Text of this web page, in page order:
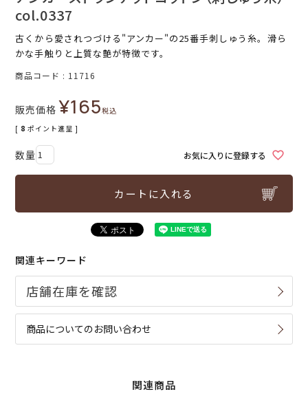
col.0337
古くから愛されつづける"アンカー"の25番手刺しゅう糸。滑ら
かな手触りと上質な艶が特徴です。
商品コード 11716
販売価格 ¥165税込
[ 8 ポイント進呈 ]
お気に入りに登録する
カートに入れる
関連キーワード
商品についてのお問い合わせ
関連商品